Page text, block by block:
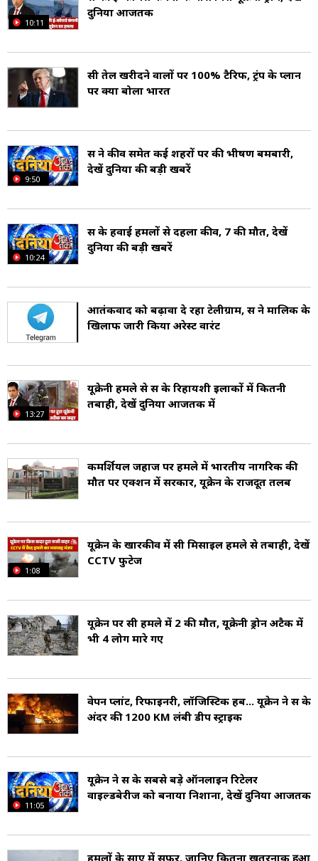
10:11
दुनिया आजतक
रूसी तेल खरीदने वालों पर 100% टैरिफ, ट्रंप के प्लान
पर क्या बोला भारत
9:50
रूस ने कीव समेत कई शहरों पर की भीषण बमबारी,
देखें दुनिया की बड़ी खबरें
10:24
रूस के हवाई हमलों से दहला कीव, 7 की मौत, देखें
दुनिया की बड़ी खबरें
आतंकवाद को बढ़ावा दे रहा टेलीग्राम, रूस ने मालिक के
खिलाफ जारी किया अरेस्ट वारंट
13:27
यूक्रेनी हमले से रूस के रिहायशी इलाकों में कितनी
तबाही, देखें दुनिया आजतक में
कमर्शियल जहाज पर हमले में भारतीय नागरिक की
मौत पर एक्शन में सरकार, यूक्रेन के राजदूत तलब
1:08
यूक्रेन के खारकीव में रूसी मिसाइल हमले से तबाही, देखें
CCTV फुटेज
यूक्रेन पर रूसी हमले में 2 की मौत, यूक्रेनी ड्रोन अटैक में
भी 4 लोग मारे गए
वेपन प्लांट, रिफाइनरी, लॉजिस्टिक हब... यूक्रेन ने रूस के
अंदर की 1200 KM लंबी डीप स्ट्राइक
11:05
यूक्रेन ने रूस के सबसे बड़े ऑनलाइन रिटेलर
वाइल्डबेरीज को बनाया निशाना, देखें दुनिया आजतक
हमलों के साए में सफर, जानिए कितना खतरनाक हुआ